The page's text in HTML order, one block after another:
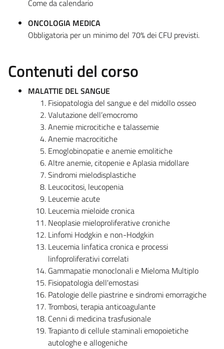
Come da calendario
ONCOLOGIA MEDICA
Obbligatoria per un minimo del 70% dei CFU previsti.
Contenuti del corso
MALATTIE DEL SANGUE
Fisiopatologia del sangue e del midollo osseo
Valutazione dell’emocromo
Anemie microcitiche e talassemie
Anemie macrocitiche
Emoglobinopatie e anemie emolitiche
Altre anemie, citopenie e Aplasia midollare
Sindromi mielodisplastiche
Leucocitosi, leucopenia
Leucemie acute
Leucemia mieloide cronica
Neoplasie mieloproliferative croniche
Linfomi Hodgkin e non-Hodgkin
Leucemia linfatica cronica e processi
linfoproliferativi correlati
Gammapatie monoclonali e Mieloma Multiplo
Fisiopatologia dell'emostasi
Patologie delle piastrine e sindromi emorragiche
Trombosi, terapia anticoagulante
Cenni di medicina trasfusionale
Trapianto di cellule staminali emopoietiche
autologhe e allogeniche